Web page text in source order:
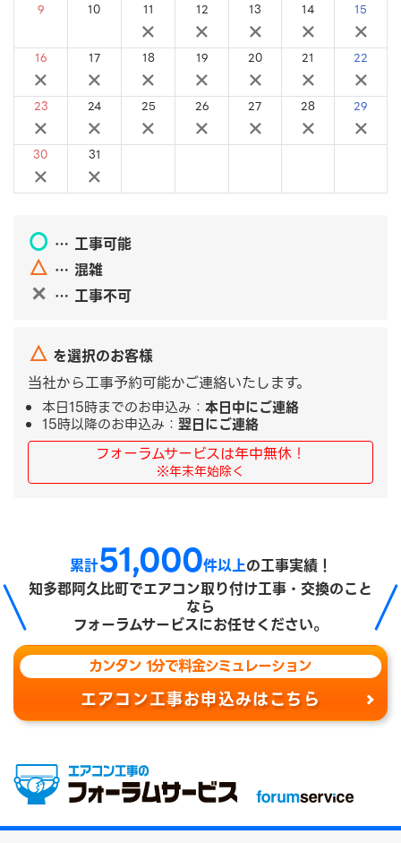
9 10 11
×
12
×
13
×
14
×
15
×
16
×
17
×
18
×
19
×
20
×
21
×
22
×
23
×
24
×
25
×
26
×
27
×
28
×
29
×
30
×
31
×
〇 … 工事可能
△ … 混雑
✕ … 工事不可
△ を選択のお客様
当社から工事予約可能かご連絡いたします。
本日15時までのお申込み： 本日中にご連絡
15時以降のお申込み： 翌日にご連絡
フォーラムサービスは年中無休！
※年末年始除く
累計51,000件以上の工事実績！
知多郡阿久比町でエアコン取り付け工事・交換のこと
なら
フォーラムサービスにお任せください。
カンタン 1分で料金シミュレーション
エアコン工事お申込みはこちら